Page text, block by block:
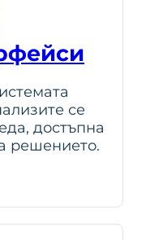
се
достъпна
решението.